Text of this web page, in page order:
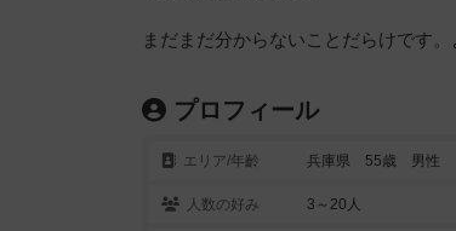
まだまだ分からないことだらけです
プロフィール
エリア/年齡 兵庫県 55歳 男性
人数の好み 3～20人